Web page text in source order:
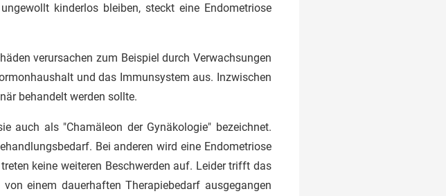
kinderlos bleiben, steckt eine Endometriose
verursachen zum Beispiel durch Verwachsungen
und das Immunsystem aus. Inzwischen
behandelt werden sollte.
auch als "Chamäleon der Gynäkologie" bezeichnet.
Bei anderen wird eine Endometriose
keine weiteren Beschwerden auf. Leider trifft das
einem dauerhaften Therapiebedarf ausgegangen